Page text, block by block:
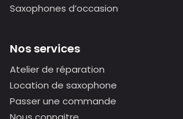
Saxophones d’occasion
Nos services
Atelier de réparation
Location de saxophone
Passer une commande